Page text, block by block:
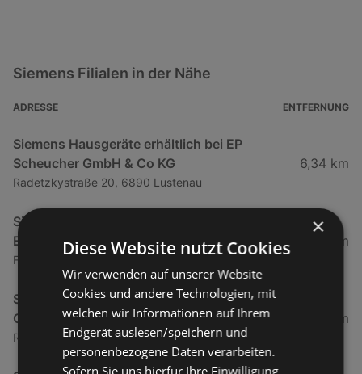
Siemens Filialen in der Nähe
ADRESSE ENTFERNUNG
Siemens Hausgeräte erhältlich bei EP
Scheucher GmbH & Co KG
Radetzkystraße 20, 6890 Lustenau
6,34 km
Siemens Hausgeräte erhältlich bei Willi
Elektrogeräte Handel e.U
Feld 167, 6866 Andelsbuch
22,97 km
Siemens Hausgeräte erhältlich bei Elektro
Center Bertschler
Rheinstraße 3, 6800 Feldkirch
23,93 km
×
Diese Website nutzt Cookies
Wir verwenden auf unserer Website
Cookies und andere Technologien, mit
welchen wir Informationen auf Ihrem
Endgerät auslesen/speichern und
personenbezogene Daten verarbeiten.
Sofern Sie uns hierfür Ihre Einwilligung